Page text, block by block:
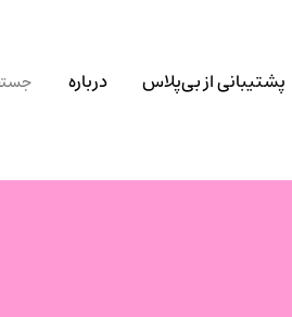
پشتیبانی از بی‌پلاس درباره